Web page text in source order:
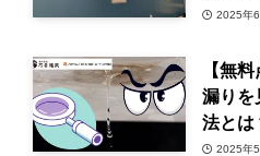
2025年
【無
漏りを
法とは
2025年